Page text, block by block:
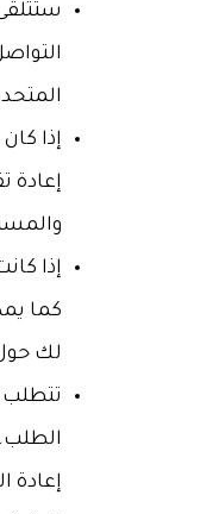
إذا
إعادة
إذا
كما
لك
تتطلب
الطلب.
إعادة